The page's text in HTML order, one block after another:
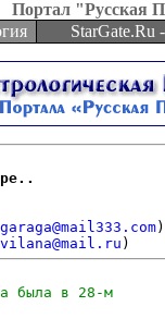
Портал "Русская
StarGate.Ru
garaga@mail333.com